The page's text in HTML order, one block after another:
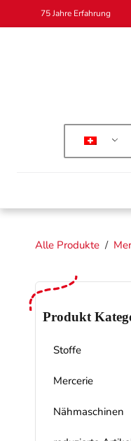
75 Jahre Erfahrung
Alle Produkte /
Produkt
Stoffe
Mercerie
Nähmaschinen